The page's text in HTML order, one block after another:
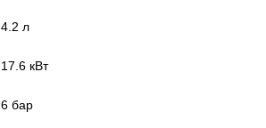
4.2 л
17.6 кВт
6 бар